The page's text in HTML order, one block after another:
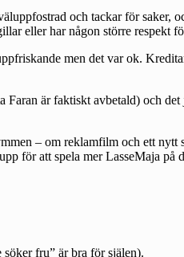
och tackar för saker,
eller har någon större respekt
men det var ok.
är faktiskt avbetald) och
– om reklamfilm och ett nytt
för att spela mer LasseMaja på
fru” är bra för själen).